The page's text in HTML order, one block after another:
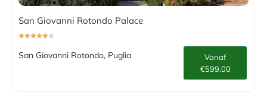
San Giovanni Rotondo Palace
San Giovanni Rotondo, Puglia
Vanaf
€599.00